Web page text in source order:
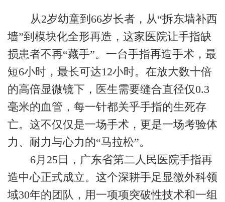
从2岁幼童到66岁长者，从“拆东墙补西
墙”到模块化全形再造，这家医院让手指缺
损患者不再“藏手”。一台手指再造手术，最
短6小时，最长可达12小时。在放大数十倍
的高倍显微镜下，医生需要缝合直径仅0.3
毫米的血管，每一针都关乎手指的生死存
亡。这不仅仅是一场手术，更是一场考验体
力、耐力与心力的“马拉松”。
6月25日，广东省第二人民医院手指再
造中心正式成立。这个深耕手足显微外科领
域30年的团队，用一项项突破性技术和一组